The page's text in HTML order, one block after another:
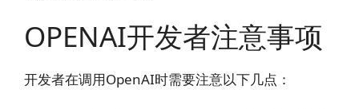
OPENAI开发者注意事项
开发者在调用OpenAI时需要注意以下几点：